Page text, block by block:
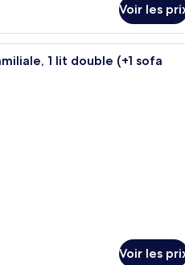
Voir les
Une chambre d’hôtel
1 lit double (+1 sofa
Voir les